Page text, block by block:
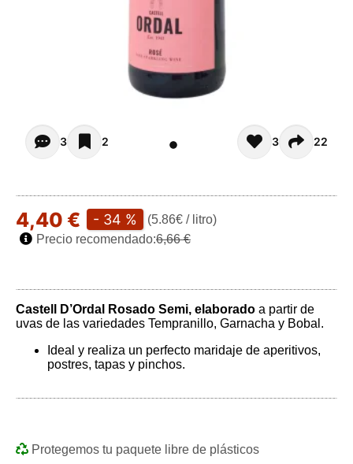
Opiniones de clientes (3)
3 2 3 22
4,40 € - 34 %
(5.86€ / litro)
Precio recomendado:6,66 €
Castell D’Ordal Rosado Semi, elaborado a partir de
uvas de las variedades Tempranillo, Garnacha y Bobal.
Ideal y realiza un perfecto maridaje de aperitivos,
postres, tapas y pinchos.
Protegemos tu paquete libre de plásticos